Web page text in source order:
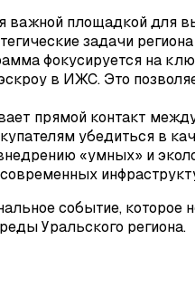
важной площадкой для
задачи
фокусируется на
в ИЖС. Это
прямой контакт
убедиться в
«умных» и
событие,
Уральского региона.